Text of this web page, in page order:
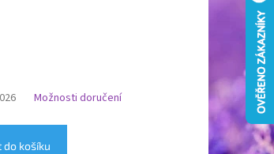
Možnosti doručení
do košíku